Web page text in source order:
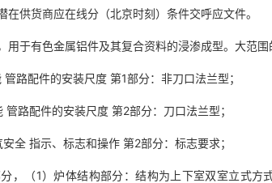
供货商应在线分（北京时刻）条件交呼应文件。
有色金属铝件及其复合资料的浸渗成型。大范围
配件的安装尺度 第1部分：非刀口法兰型；
配件的安装尺度 第2部分：刀口法兰型；
指示、标志和操作 第2部分：标志要求；
（1）炉体结构部分：结构为上下室双室立式方